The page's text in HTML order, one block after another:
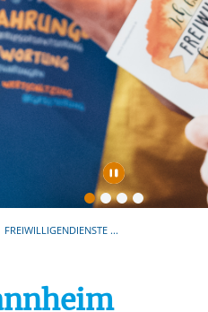
FREIWILLIGENDIENSTE ...